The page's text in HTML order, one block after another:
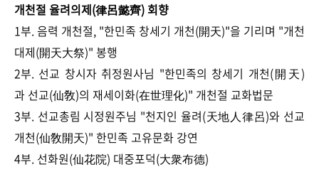
개천절 율려의제(律呂懿齊) 회향
1부. 음력 개천절, "한민족 창세기 개천(開天)"을 기리며 "개천
대제(開天大祭)" 봉행
2부. 선교 창시자 취정원사님 "한민족의 창세기 개천(開天)
과 선교(仙敎)의 재세이화(在世理化)" 개천절 교화법문
3부. 선교총림 시정원주님 "천지인 율려(天地人律呂)와 선교
개천(仙敎開天)" 한민족 고유문화 강연
4부. 선화원(仙花院) 대중포덕(大衆布德)​​